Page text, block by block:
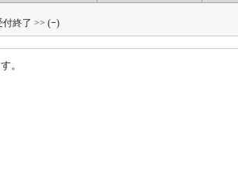
付終了 >> (−)
。